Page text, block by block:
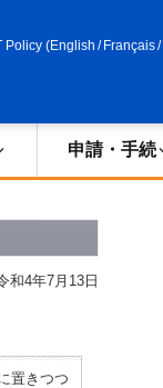
Policy (English / Français/
申請・手続
和4年7月13日
置きつつ